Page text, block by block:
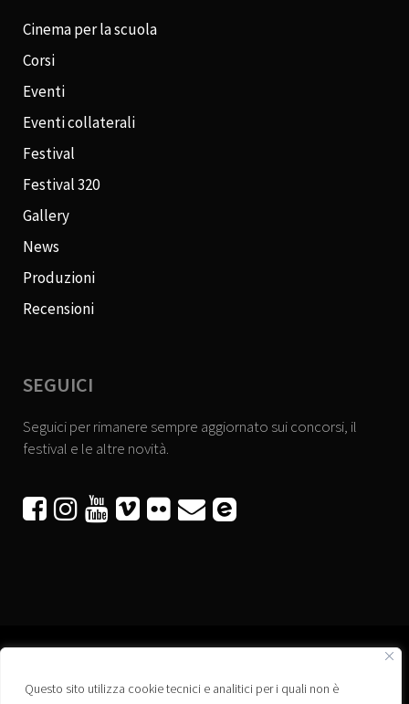
Questo sito utilizza cookie tecnici e analitici per i quali non è
Cinema per la scuola
Corsi
Eventi
Eventi collaterali
Festival
Festival 320
Gallery
News
Produzioni
Recensioni
SEGUICI
Seguici per rimanere sempre aggiornato sui concorsi, il
festival e le altre novità.
     
Associazione “Corti a Ponte” APS